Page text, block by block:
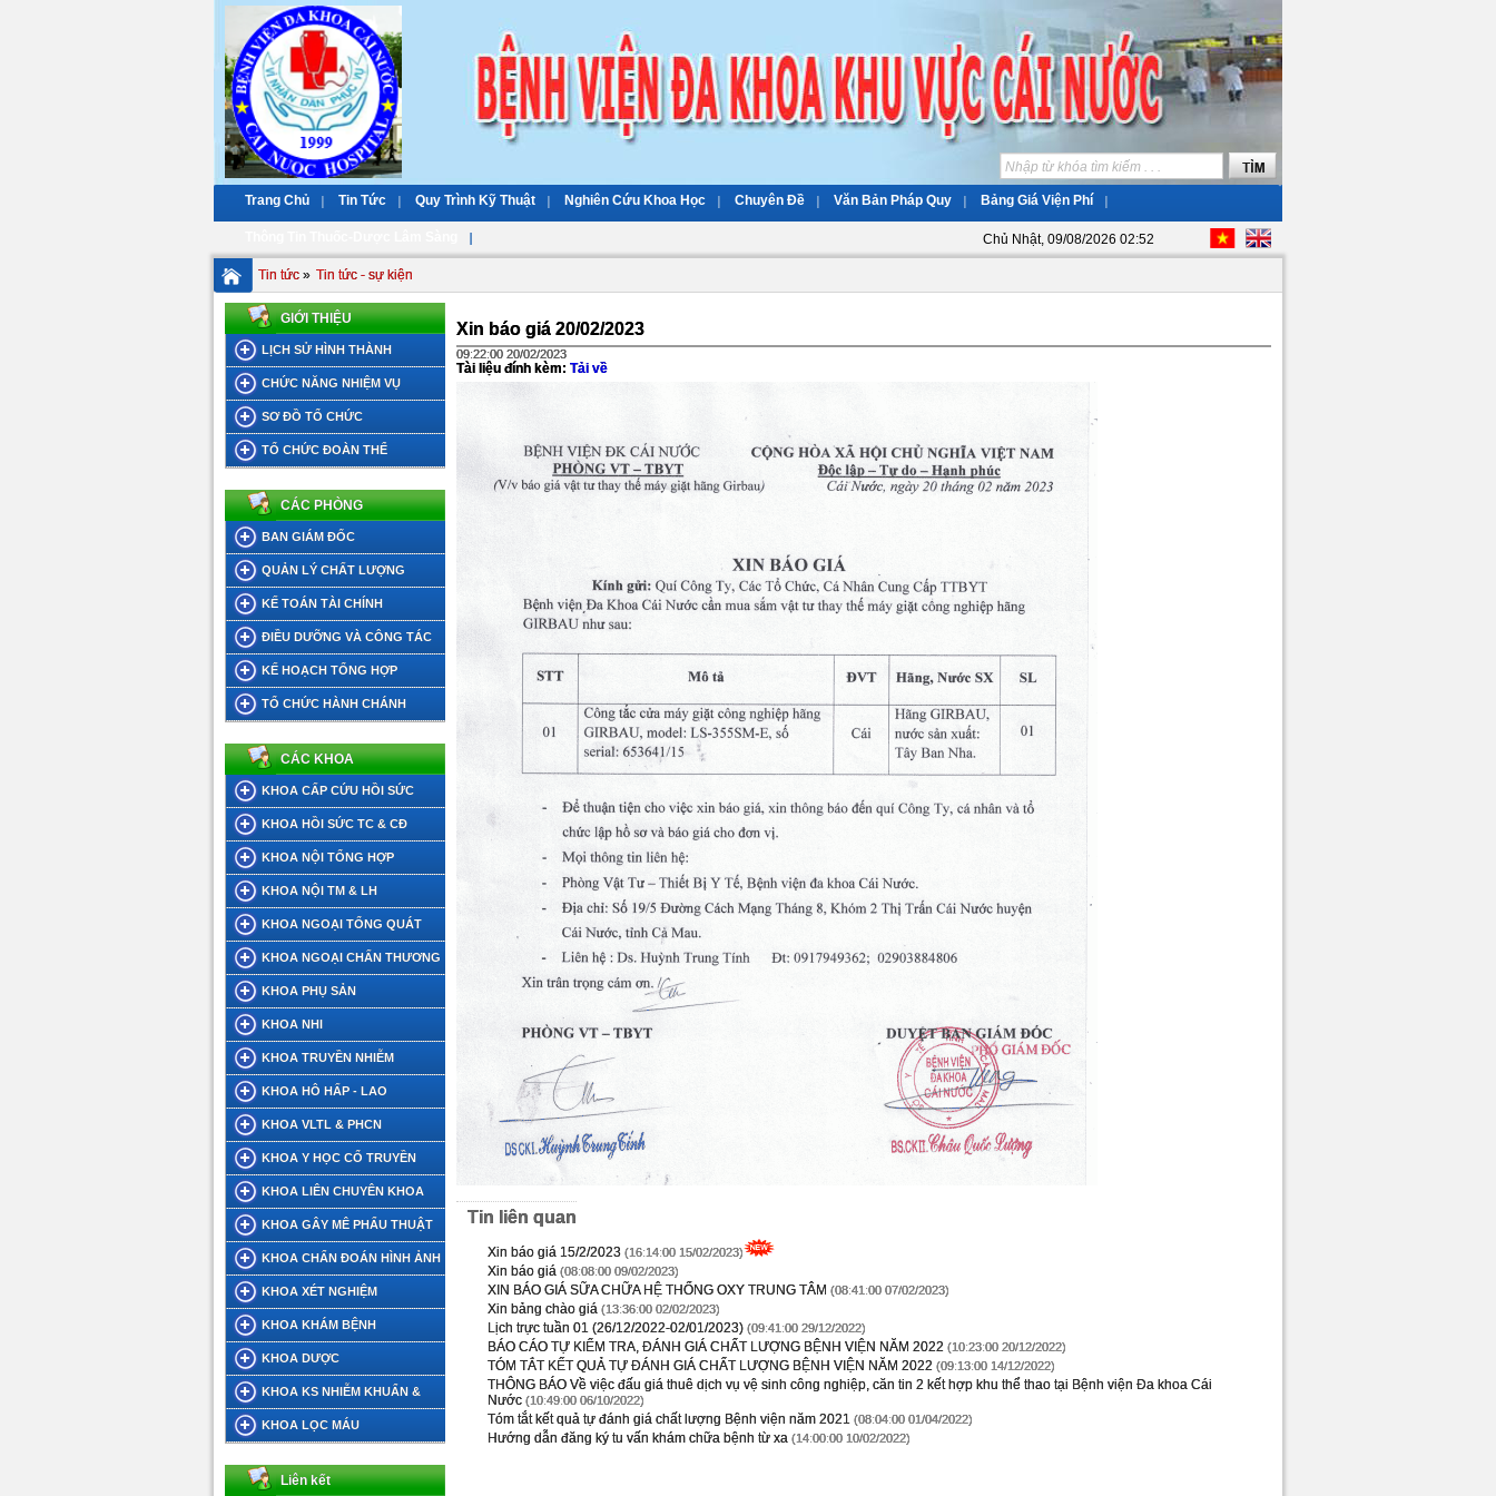
Trang Chủ Tin Tức Quy Trình Kỹ Thuật Nghiên Cứu Khoa Học Chuyên Đề Văn Bản Pháp Quy Bảng Giá Viện Phí
Chủ Nhật, 09/08/2026 02:52
Tin tức » Tin tức - sự kiện
GIỚI THIỆU
LỊCH SỬ HÌNH THÀNH
CHỨC NĂNG NHIỆM VỤ
SƠ ĐỒ TỔ CHỨC
TỔ CHỨC ĐOÀN THỂ
CÁC PHÒNG
BAN GIÁM ĐỐC
QUẢN LÝ CHẤT LƯỢNG
KẾ TOÁN TÀI CHÍNH
ĐIỀU DƯỠNG VÀ CÔNG TÁC
XÃ HỘI
KẾ HOẠCH TỔNG HỢP
TỔ CHỨC HÀNH CHÁNH
CÁC KHOA
KHOA CẤP CỨU HỒI SỨC
KHOA HỒI SỨC TC & CĐ
KHOA NỘI TỔNG HỢP
KHOA NỘI TM & LH
KHOA NGOẠI TỔNG QUÁT
KHOA NGOẠI CHẤN THƯƠNG
KHOA PHỤ SẢN
KHOA NHI
KHOA TRUYỀN NHIỄM
KHOA HÔ HẤP - LAO
KHOA VLTL & PHCN
KHOA Y HỌC CỔ TRUYỀN
KHOA LIÊN CHUYÊN KHOA
KHOA GÂY MÊ PHẨU THUẬT
KHOA CHẨN ĐOÁN HÌNH ẢNH
KHOA XÉT NGHIỆM
KHOA KHÁM BỆNH
KHOA DƯỢC
KHOA KS NHIỄM KHUẨN &
DINH DƯỠNG TIẾT CHẾ
KHOA LỌC MÁU
Liên kết
Xin báo giá 20/02/2023
09:22:00 20/02/2023
Tài liệu đính kèm: Tải về
Tin liên quan
Xin báo giá 15/2/2023 (16:14:00 15/02/2023)
Xin báo giá (08:08:00 09/02/2023)
XIN BÁO GIÁ SỮA CHỮA HỆ THỐNG OXY TRUNG TÂM (08:41:00 07/02/2023)
Xin bảng chào giá (13:36:00 02/02/2023)
Lịch trực tuần 01 (26/12/2022-02/01/2023) (09:41:00 29/12/2022)
BÁO CÁO TỰ KIỂM TRA, ĐÁNH GIÁ CHẤT LƯỢNG BỆNH VIỆN NĂM 2022 (10:23:00 20/12/2022)
TÓM TẮT KẾT QUẢ TỰ ĐÁNH GIÁ CHẤT LƯỢNG BỆNH VIỆN NĂM 2022 (09:13:00 14/12/2022)
THÔNG BÁO Về việc đấu giá thuê dịch vụ vệ sinh công nghiệp, căn tin 2 kết hợp khu thể thao tại Bệnh viện Đa khoa Cái
Nước (10:49:00 06/10/2022)
Tóm tắt kết quả tự đánh giá chất lượng Bệnh viện năm 2021 (08:04:00 01/04/2022)
Hướng dẫn đăng ký tu vấn khám chữa bệnh từ xa (14:00:00 10/02/2022)